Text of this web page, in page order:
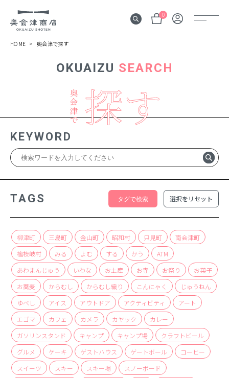
0
伝言板
みる
よむ
記事
する
体験
かう
商品
検索
ABOUT
相談窓口
アクセス
お問い合わせ
OKUAIZU SEARCH
HOME 奥会津で探す
KEYWORD
TAGS 選択をリセット
柳津町 三島町 金山町 昭和村 只見町
南会津町
檜枝岐村
みる よむ する かう
ATM
あわまんじゅう
いわな お土産 お寺 お祭り
お菓子
お蕎麦
からむし からむし織り こんにゃく
じゅうねん
ゆべし
アイス アウトドア アクティビティ
アート
エゴマ
カフェ カメラ カヤック
カレー
ガソリンスタンド
キャンプ キャンプ場
クラフトビール
グルメ
ケーキ ゲストハウス ゲートボール
コーヒー
スイーツ
スキー スキー場
スノーボード